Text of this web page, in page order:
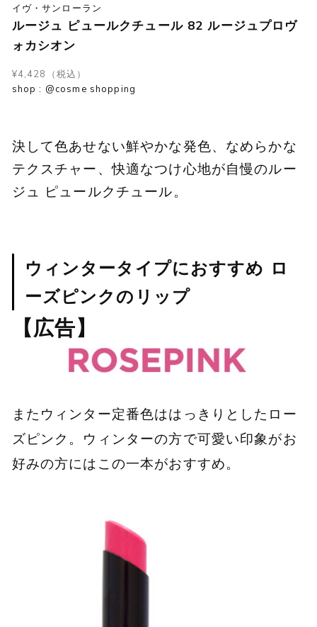
イヴ・サンローラン
ルージュ ピュールクチュール 82 ルージュプロヴ
ォカシオン
¥4,428（税込）
shop : @cosme shopping
決して色あせない鮮やかな発色、なめらかな
テクスチャー、快適なつけ心地が自慢のルー
ジュ ピュールクチュール。
ウィンタータイプにおすすめ ロ
ーズピンクのリップ
【広告】
またウィンター定番色ははっきりとしたロー
ズピンク。ウィンターの方で可愛い印象がお
好みの方にはこの一本がおすすめ。